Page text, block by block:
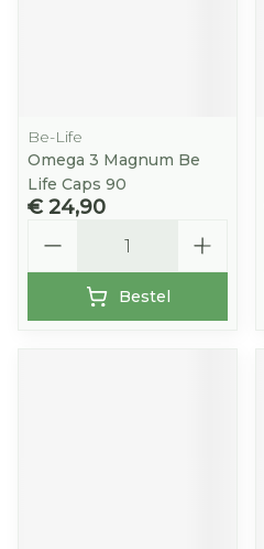
Be-Life
Omega 3 Magnum Be
Life Caps 90
€ 24,90
Bestel